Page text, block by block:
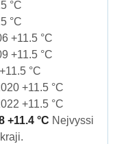
°C
°C
+11.5 °C
+11.5 °C
°C
+11.5 °C
+11.5 °C
+11.4 °C Nejvyssi